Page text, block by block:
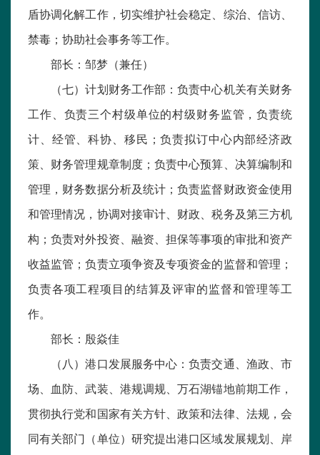
盾协调化解工作，切实维护社会稳定、综治、信访、
禁毒；协助社会事务等工作。
部长：邹梦（兼任）
（七）计划财务工作部：负责中心机关有关财务
工作、负责三个村级单位的村级财务监管，负责统
计、经管、科协、移民；负责拟订中心内部经济政
策、财务管理规章制度；负责中心预算、决算编制和
管理，财务数据分析及统计；负责监督财政资金使用
和管理情况，协调对接审计、财政、税务及第三方机
构；负责对外投资、融资、担保等事项的审批和资产
收益监管；负责立项争资及专项资金的监督和管理；
负责各项工程项目的结算及评审的监督和管理等工
作。
部长：殷焱佳
（八）港口发展服务中心：负责交通、渔政、市
场、血防、武装、港规调规、万石湖锚地前期工作，
贯彻执行党和国家有关方针、政策和法律、法规，会
同有关部门（单位）研究提出港口区域发展规划、岸